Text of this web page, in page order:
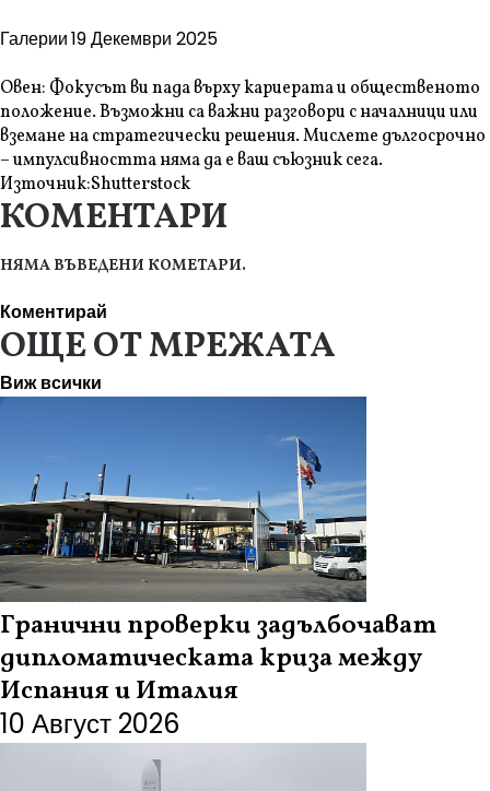
Галерии19 Декември 2025
Овен: Фокусът ви пада върху кариерата и общественото
положение. Възможни са важни разговори с началници или
вземане на стратегически решения. Мислете дългосрочно
– импулсивността няма да е ваш съюзник сега.
Източник:Shutterstock
КОМЕНТАРИ
НЯМА ВЪВЕДЕНИ КОМЕТАРИ.
Коментирай
ОЩЕ ОТ МРЕЖАТА
Виж всички
Гранични проверки задълбочават
дипломатическата криза между
Испания и Италия
10 Август 2026